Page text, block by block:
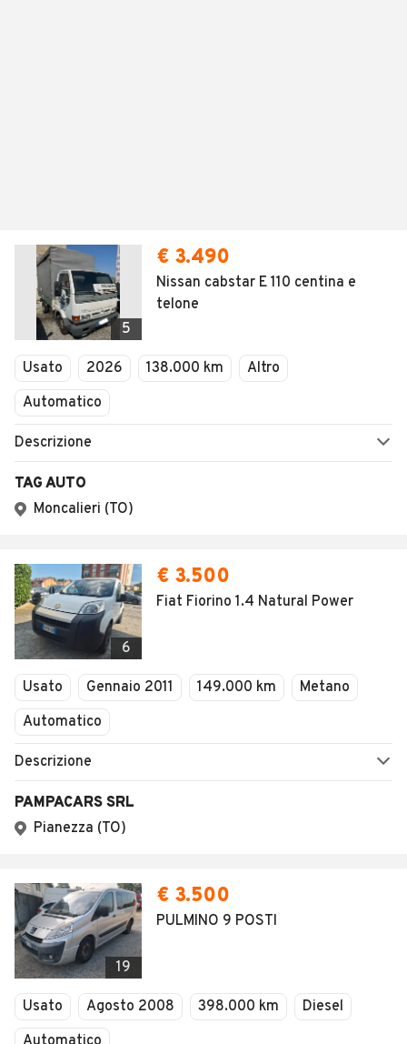
5
€ 3.490
Nissan cabstar E 110 centina e
telone
Usato 2026 138.000 km
Altro
Automatico
Descrizione
TAG AUTO
Moncalieri (TO)
6
€ 3.500
Fiat Fiorino 1.4 Natural Power
Usato Gennaio 2011 149.000 km
Metano
Automatico
Descrizione
PAMPACARS SRL
Pianezza (TO)
19
€ 3.500
PULMINO 9 POSTI
Usato Agosto 2008 398.000 km
Diesel